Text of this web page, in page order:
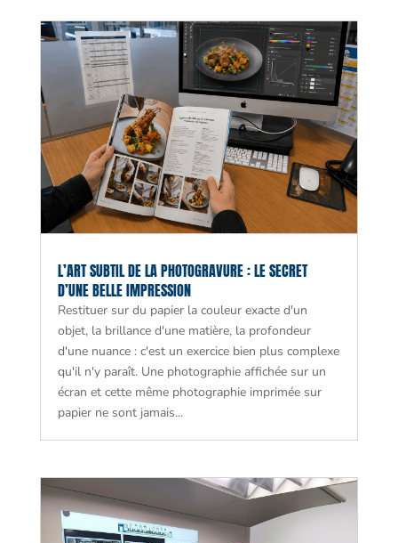
L’ART SUBTIL DE LA PHOTOGRAVURE : LE SECRET
D’UNE BELLE IMPRESSION
Restituer sur du papier la couleur exacte d'un
objet, la brillance d'une matière, la profondeur
d'une nuance : c'est un exercice bien plus complexe
qu'il n'y paraît. Une photographie affichée sur un
écran et cette même photographie imprimée sur
papier ne sont jamais...